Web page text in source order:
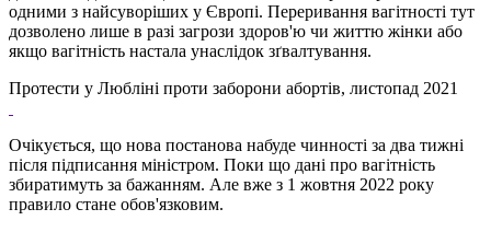
одними з найсуворіших у Європі. Переривання вагітності тут
дозволено лише в разі загрози здоров'ю чи життю жінки або
якщо вагітність настала унаслідок зґвалтування.
Протести у Любліні проти заборони абортів, листопад 2021
Очікується, що нова постанова набуде чинності за два тижні
після підписання міністром. Поки що дані про вагітність
збиратимуть за бажанням. Але вже з 1 жовтня 2022 року
правило стане обов'язковим.